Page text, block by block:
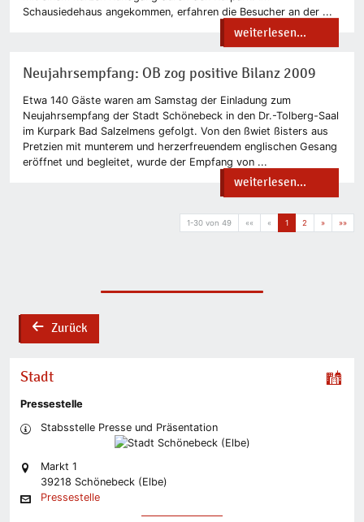
Schausiedehaus angekommen, erfahren die Besucher an der ...
weiterlesen...
Neujahrsempfang: OB zog positive Bilanz 2009
Etwa 140 Gäste waren am Samstag der Einladung zum
Neujahrsempfang der Stadt Schönebeck in den Dr.-Tolberg-Saal
im Kurpark Bad Salzelmens gefolgt. Von den ßwiet ßisters aus
Pretzien mit munterem und herzerfreuendem englischen Gesang
eröffnet und begleitet, wurde der Empfang von ...
weiterlesen...
1-30 von 49 «« « 1 2 » »»
backZurück
Stadt
Pressestelle
Stabsstelle Presse und Präsentation
Markt 1
39218 Schönebeck (Elbe)
Pressestelle